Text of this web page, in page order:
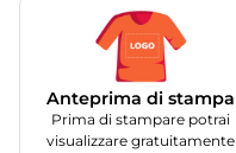
Anteprima di stampa
Prima di stampare potrai
visualizzare gratuitamente